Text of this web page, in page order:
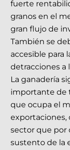
fuerte
granos en el
gran flujo de
También se
accesible para
detracciones a
La ganadería
importante de
que ocupa el
exportaciones,
sector que por
sustento de la